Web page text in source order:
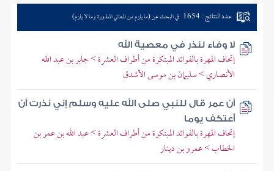
عدد النتائج : 1654 في البحث عن (ما يلزم من المعاني المنذورة وما لا يلزم)
لا وفاء لنذر في معصية الله
إتحاف المهرة بالفوائد المبتكرة من أطراف العشرة > جابر بن عبد الله
الأنصاري > سليمان بن موسى الأشدق
أن عمر قال للنبي صلى الله عليه وسلم إني نذرت أن
أعتكف يوما
إتحاف المهرة بالفوائد المبتكرة من أطراف العشرة > عبد الله بن عمر بن
الخطاب > عمرو بن دينار